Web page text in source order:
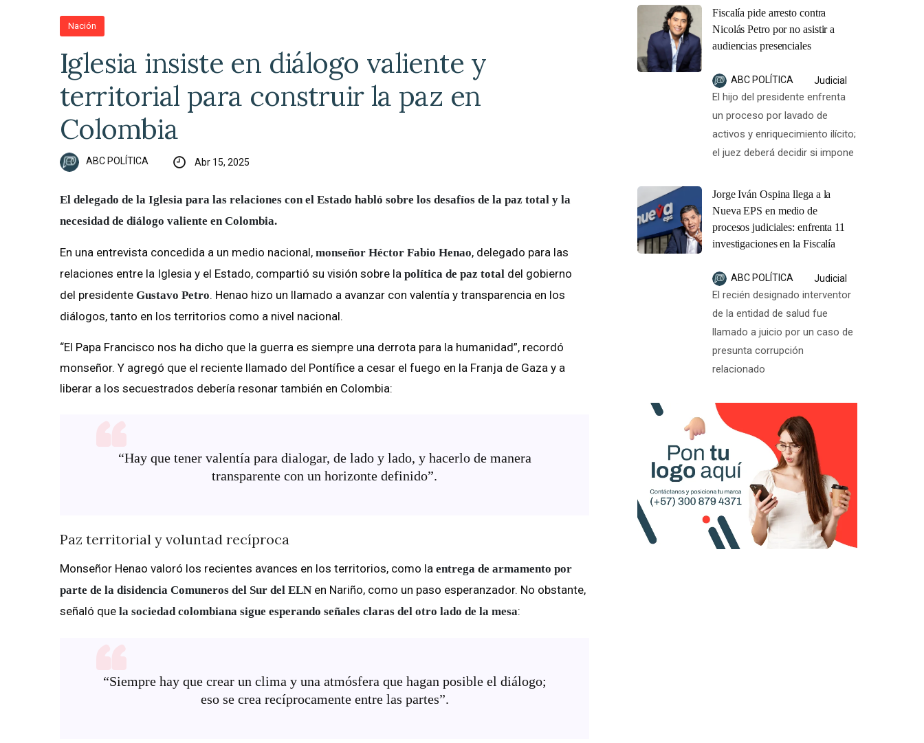
Nación
Iglesia insiste en diálogo valiente y
territorial para construir la paz en
Colombia
ABC POLÍTICA Abr 15, 2025
El delegado de la Iglesia para las relaciones con el Estado habló sobre los desafíos de la paz total y la
necesidad de diálogo valiente en Colombia.
En una entrevista concedida a un medio nacional, monseñor Héctor Fabio Henao, delegado para las
relaciones entre la Iglesia y el Estado, compartió su visión sobre la política de paz total del gobierno
del presidente Gustavo Petro. Henao hizo un llamado a avanzar con valentía y transparencia en los
diálogos, tanto en los territorios como a nivel nacional.
“El Papa Francisco nos ha dicho que la guerra es siempre una derrota para la humanidad”, recordó
monseñor. Y agregó que el reciente llamado del Pontífice a cesar el fuego en la Franja de Gaza y a
liberar a los secuestrados debería resonar también en Colombia:
“Hay que tener valentía para dialogar, de lado y lado, y hacerlo de manera
transparente con un horizonte definido”.
Paz territorial y voluntad recíproca
Monseñor Henao valoró los recientes avances en los territorios, como la entrega de armamento por
parte de la disidencia Comuneros del Sur del ELN en Nariño, como un paso esperanzador. No obstante,
señaló que la sociedad colombiana sigue esperando señales claras del otro lado de la mesa:
“Siempre hay que crear un clima y una atmósfera que hagan posible el diálogo;
eso se crea recíprocamente entre las partes”.
Fiscalía pide arresto contra
Nicolás Petro por no asistir a
audiencias presenciales
ABC POLÍTICA Judicial
El hijo del presidente enfrenta
un proceso por lavado de
activos y enriquecimiento ilícito;
el juez deberá decidir si impone
Jorge Iván Ospina llega a la
Nueva EPS en medio de
procesos judiciales: enfrenta 11
investigaciones en la Fiscalía
ABC POLÍTICA Judicial
El recién designado interventor
de la entidad de salud fue
llamado a juicio por un caso de
presunta corrupción
relacionado